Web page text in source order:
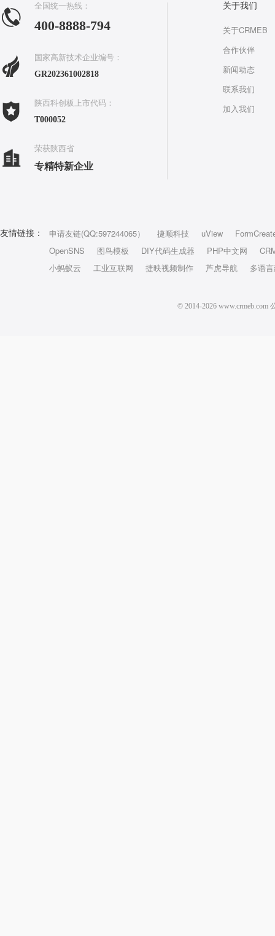
全国统一热线：
400-8888-794
国家高新技术企业编号：
GR202361002818
陕西科创板上市代码：
T000052
荣获陕西省
专精特新企业
关于我们
关于CRMEB
合作伙伴
新闻动态
联系我们
加入我们
友情链接： 申请友链(QQ:597244065） 捷顺科技 uView
OpenSNS
图鸟模板 DIY代码生成器 PHP中文网
小蚂蚁云
工业互联网 捷映视频制作 芦虎导航 多语
© 2014-2026